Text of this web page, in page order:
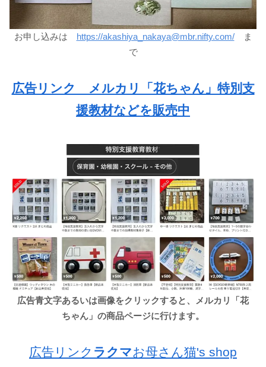
お申し込みは https://akashiya_nakaya@mbr.nifty.com/ま
で
広告リンク メルカリ「花ちゃん」特別支
援教材などを販売中
広告青文字あるいは画像をクリックすると、メルカリ「花
ちゃん」の商品ページに行けます。
広告リンク ラクマお母さん猫's shop